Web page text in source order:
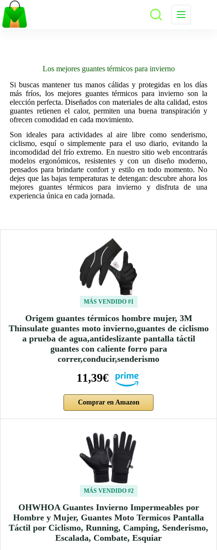
Saltar
al
contenido
Los mejores guantes térmicos para invierno
Si buscas mantener tus manos cálidas y protegidas en los días
más fríos, los mejores guantes térmicos para invierno son la
elección perfecta. Diseñados con materiales de alta calidad, estos
guantes retienen el calor, permiten una buena transpiración y
ofrecen comodidad en cada movimiento.
Son ideales para actividades al aire libre como senderismo,
ciclismo, esquí o simplemente para el uso diario, evitando la
incomodidad del frío extremo. En nuestro sitio web encontrarás
modelos ergonómicos, resistentes y con un diseño moderno,
pensados para brindarte confort y estilo en todo momento. No
dejes que las bajas temperaturas te detengan: descubre ahora los
mejores guantes térmicos para invierno y disfruta de una
experiencia única en cada jornada.
MÁS VENDIDO #1
Origem guantes térmicos hombre mujer, 3M
Thinsulate guantes moto invierno,guantes de ciclismo
a prueba de agua,antideslizante pantalla táctil
guantes con caliente forro para
correr,conducir,senderismo
11,39€
Comprar en Amazon
MÁS VENDIDO #2
OHWHOA Guantes Invierno Impermeables por
Hombre y Mujer, Guantes Moto Termicos Pantalla
Táctil por Ciclismo, Running, Camping, Senderismo,
Escalada, Combate, Esquiar